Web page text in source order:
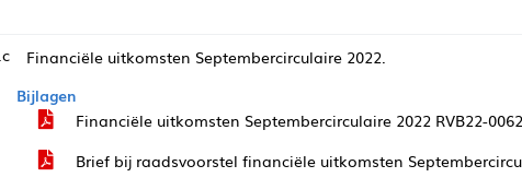
Financiële uitkomsten Septembercirculaire 2022.
Bijlagen
Financiële uitkomsten Septembercirculaire 2022 RVB22-
Brief bij raadsvoorstel financiële uitkomsten